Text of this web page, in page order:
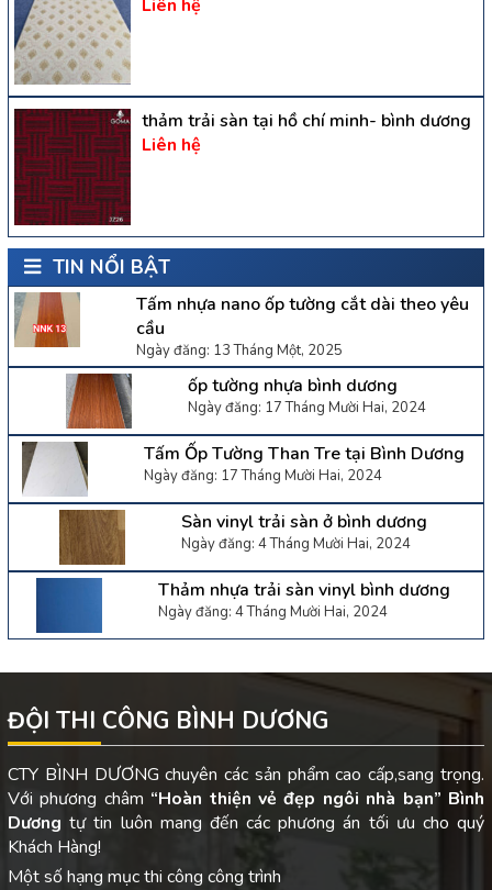
Liên hệ
thảm trải sàn tại hồ chí minh- bình dương
Liên hệ
TIN NỔI BẬT
Tấm nhựa nano ốp tường cắt dài theo yêu
cầu
Ngày đăng: 13 Tháng Một, 2025
ốp tường nhựa bình dương
Ngày đăng: 17 Tháng Mười Hai, 2024
Tấm Ốp Tường Than Tre tại Bình Dương
Ngày đăng: 17 Tháng Mười Hai, 2024
Sàn vinyl trải sàn ở bình dương
Ngày đăng: 4 Tháng Mười Hai, 2024
Thảm nhựa trải sàn vinyl bình dương
Ngày đăng: 4 Tháng Mười Hai, 2024
ĐỘI THI CÔNG BÌNH DƯƠNG
CTY BÌNH DƯƠNG chuyên các sản phẩm cao cấp,sang trọng.
Với phương châm “Hoàn thiện vẻ đẹp ngôi nhà bạn” Bình
Dươngtự tin luôn mang đến các phương án tối ưu cho quý
Khách Hàng!
Một số hạng mục thi công công trình